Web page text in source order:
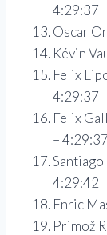
4:29:37
Oscar
Kévin
Felix
4:29:37
Felix
– 4:29:37
4:29:42
Enric
Primož